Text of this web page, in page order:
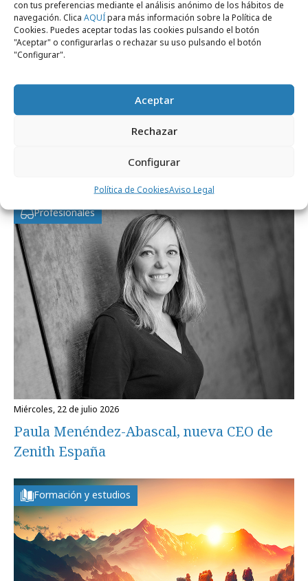
con tus preferencias mediante el análisis anónimo de los hábitos de
navegación. Clica AQUÍpara más información sobre la Política de
Cookies. Puedes aceptar todas las cookies pulsando el botón
"Aceptar" o configurarlas o rechazar su uso pulsando el botón
"Configurar".
Aceptar
Rechazar
Configurar
Política de CookiesAviso Legal
Profesionales
miércoles, 22 de julio 2026
Paula Menéndez-Abascal, nueva CEO de
Zenith España
Formación y estudios